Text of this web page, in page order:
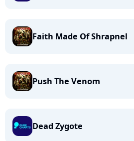
Faith Made Of Shrapnel
Push The Venom
Dead Zygote